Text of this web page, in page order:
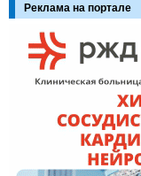
Реклама на портале